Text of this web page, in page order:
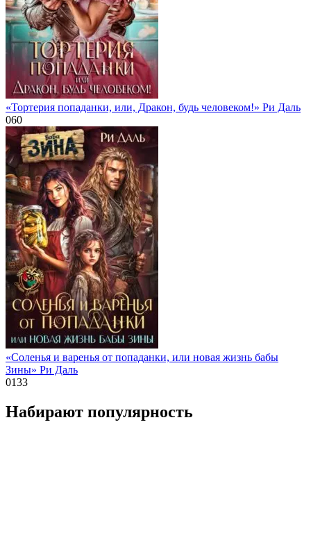
«Тортерия попаданки, или, Дракон, будь человеком!» Ри Даль
060
«Соленья и варенья от попаданки, или новая жизнь бабы
Зины» Ри Даль
0133
Набирают популярность